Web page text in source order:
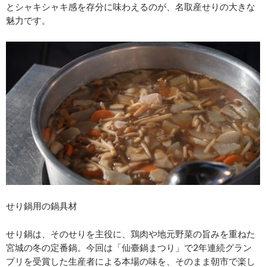
とシャキシャキ感を存分に味わえるのが、名取産せりの大きな
魅力です。
せり鍋用の鍋具材
せり鍋は、そのせりを主役に、鶏肉や地元野菜の旨みを重ねた
宮城の冬の定番鍋。今回は「仙臺鍋まつり」で2年連続グラン
プリを受賞した生産者による本場の味を、そのまま朝市で楽し